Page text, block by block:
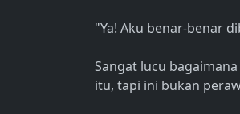
"Ya! Aku benar-benar
Sangat lucu
itu, tapi ini bukan